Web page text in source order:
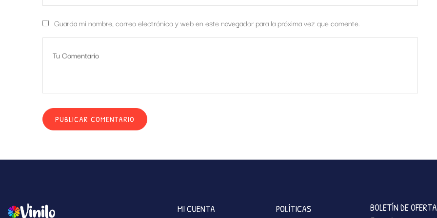
Guarda mi nombre, correo electrónico y web en este navegador para la próxima vez que comente.
MI CUENTA POLÍTICAS BOLETÍN DE